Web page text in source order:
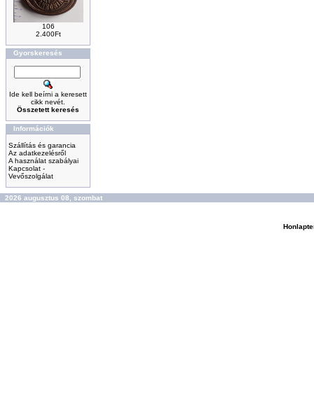
106
2.400Ft
Gyorskeresés
Ide kell beírni a keresett
cikk nevét.
Összetett keresés
Információk
Szállítás és garancia
Az adatkezelésről
A használat szabályai
Kapcsolat -
Vevőszolgálat
2026 augusztus 08, szombat